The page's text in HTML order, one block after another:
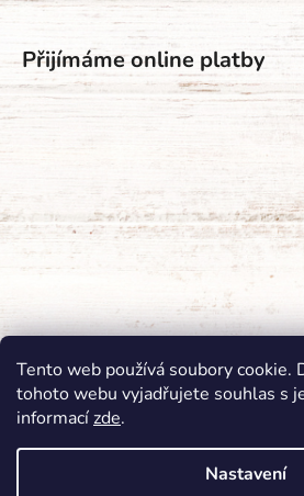
Tento web používá soubory cookie.
tohoto webu vyjadřujete souhlas s
informacízde.
Nastavení
Přijímáme online platby